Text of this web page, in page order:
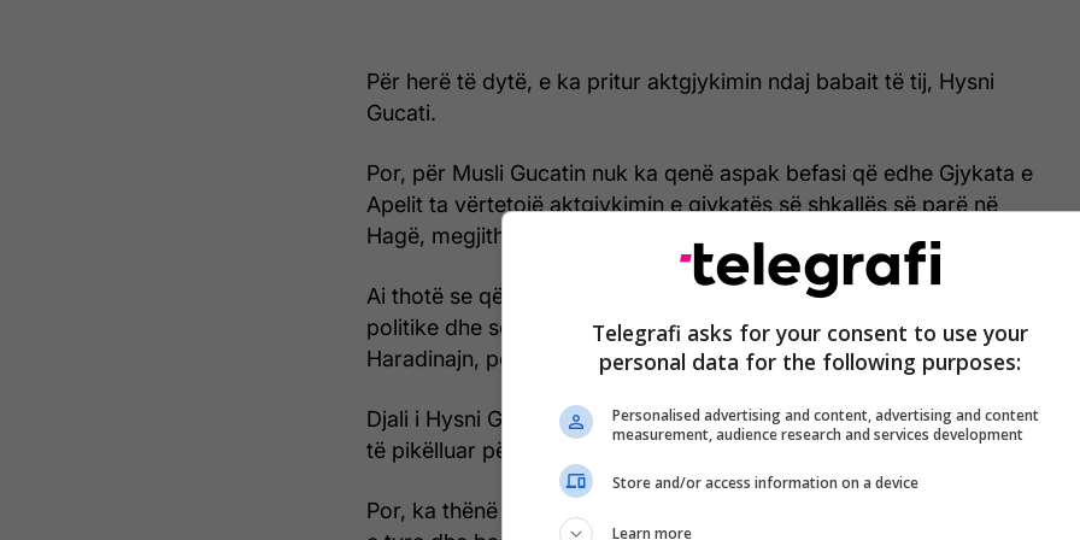
Për herë të dytë, e ka pritur aktgjykimin ndaj babait të tij, Hysni
Gucati.
Por, për Musli Gucatin nuk ka qenë aspak befasi që edhe Gjykata e
Apelit ta vërtetojë aktgjykimin e gjykatës së shkallës së parë në
Hagë, megjithëse ajo e ka ulur dënimin për tre muaj.
Ai thotë se që nga fillimi Gjykata Speciale në Hagë është dëshmuar si
politike dhe se babai i tij, Hysni Gucati, së bashku me Nasim
Haradinajn, po vazhdojnë të mbahen padrejtësisht në burg.
Djali i Hysni Gucatit ka thënë se ai dhe pjesa tjetër e familjes ndihen
të pikëlluar për padrejtësitë e kësaj gjykate.
Por, ka thënë se ata i bënë më të fortë krenaria që kanë për babanë
Telegrafi asks for your consent to use your
personal data for the following purposes:
Personalised advertising and content, advertising and content
measurement, audience research and services development
Store and/or access information on a device
Learn more